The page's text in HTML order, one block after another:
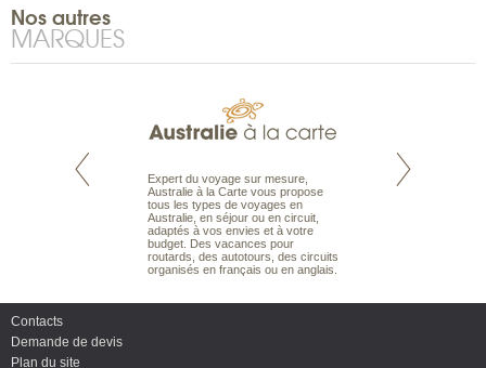
Nos autres
MARQUES
est le spécialiste
Expert du voyage sur mesure,
Australie à la Carte vous propose
tous les types de voyages en
Australie, en séjour ou en circuit,
adaptés à vos envies et à votre
budget. Des vacances pour
routards, des autotours, des circuits
organisés en français ou en anglais.
Parce qu’ils sont
Contacts
Demande de devis
Plan du site